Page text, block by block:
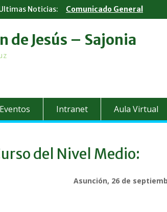
Noticias:
Comunicado General
Comunicado Covid-19
Jesús
de Jesús – Sajonia
Eventos Intranet Aula Virtual
del Nivel Medio:
Asunción, 26 de